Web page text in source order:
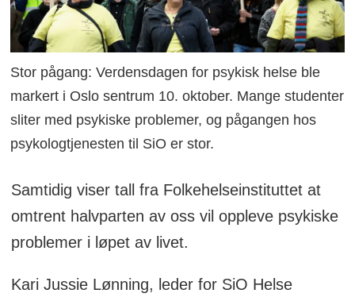
Stor pågang: Verdensdagen for psykisk helse ble
markert i Oslo sentrum 10. oktober. Mange studenter
sliter med psykiske problemer, og pågangen hos
psykologtjenesten til SiO er stor.
Samtidig viser tall fra Folkehelseinstituttet at
omtrent halvparten av oss vil oppleve psykiske
problemer i løpet av livet.
Kari Jussie Lønning, leder for SiO Helse